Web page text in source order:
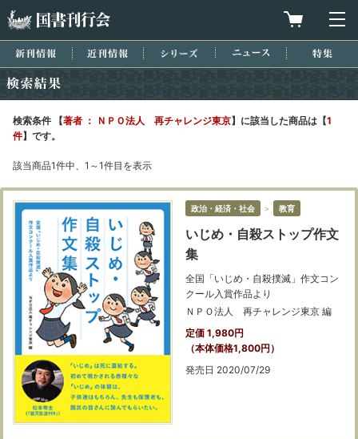
買物カゴを
新刊情報 近刊情報 シリーズ ニュース
検索条件 【著者 ： ＮＰＯ法人 再チャレンジ東京】に該当した商品は【1
件】です。
該当商品1件中、1～1件目を表示
政治・経済・社会 ＞ 教育
いじめ・自殺ストップ作文
集
全国「いじめ・自殺撲滅」作文コン
クール入賞作品より
ＮＰＯ法人 再チャレンジ東京 編
定価 1,980円
（本体価格1,800円）
発売日 2020/07/29